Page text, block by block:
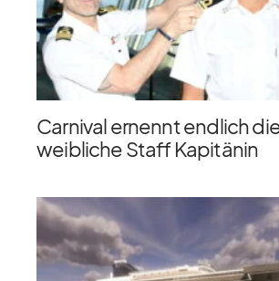
Carnival ernennt endlich
weibliche Staff Kapitänin